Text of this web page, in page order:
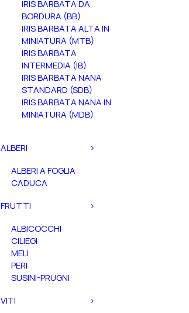
IRIS BARBATA DA
BORDURA (BB)
IRIS BARBATA ALTA IN
MINIATURA (MTB)
IRIS BARBATA
INTERMEDIA (IB)
IRIS BARBATA NANA
STANDARD (SDB)
IRIS BARBATA NANA IN
MINIATURA (MDB)
ALBERI
ALBERI A FOGLIA
CADUCA
FRUTTI
ALBICOCCHI
CILIEGI
MELI
PERI
SUSINI-PRUGNI
VITI